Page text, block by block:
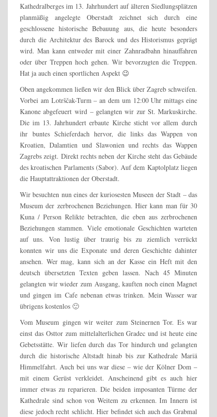
Kathedralberges im 13. Jahrhundert auf älteren Siedlungsplätzen
planmäßig angelegte Oberstadt zeichnet sich durch eine
geschlossene historische Bebauung aus, die heute besonders
durch die Architektur des Barock und des Historismus geprägt
wird. Man kann entweder mit einer Zahnradbahn hinauffahren
oder über Treppen hoch gehen. Wir bevorzugten die Treppen.
Hat ja auch einen sportlichen Aspekt 😉
Oben angekommen ließen wir den Blick über Zagreb schweifen.
Vorbei am Lotrščak-Turm – an dem um 12:00 Uhr mittags eine
Kanone abgefeuert wird – gelangten wir zur St. Markuskirche.
Die im 13. Jahrhundert erbaute Kirche sticht vor allem durch
ihr buntes Schieferdach hervor, die links das Wappen von
Kroatien, Dalamtien und Slawonien und rechts das Wappen
Zagrebs zeigt. Direkt rechts neben der Kirche steht das Gebäude
des kroatischen Parlaments (Sabor). Auf dem Kaptolplatz liegen
die Hauptattraktionen der Oberstadt.
Wir besuchten nun eines der kuriosesten Museen der Stadt – das
Museum der zerbrochenen Beziehungen. Hier kann man für 30
Kuna / Person Relikte betrachten, die eben aus zerbrochenen
Beziehungen stammen. Viele emotionale Geschichten warteten
auf uns. Von lustig über traurig bis zu ziemlich verrückt
konnten wir uns die Exponate und deren Geschichte dahinter
ansehen. Wer mag, kann sich an der Kasse ein Heft mit den
deutsch übersetzten Texten geben lassen. Nach 45 Minuten
gelangten wir wieder zum Ausgang, kauften noch einen Magnet
und gingen im Cafe nebenan etwas trinken. Mein Wasser war
übrigens kostenlos 🙂
Vom Museum gingen wir weiter zum Steinernen Tor. Es war
einst das Osttor zum mittelalterlichen Gradec und ist heute eine
Gebetsstätte. Wir liefen durch das Tor hindurch und gelangten
durch die historische Altstadt hinab bis zur Kathedrale Mariä
Himmelfahrt. Auch bei uns war diese – wie der Kölner Dom –
mit einem Gerüst verkleidet. Anscheinend gibt es auch hier
immer etwas zu reparieren. Die beiden imposanten Türme der
Kathedrale sind schon von Weitem zu erkennen. Im Innern ist
diese jedoch recht schlicht. Hier befindet sich auch das Grabmal